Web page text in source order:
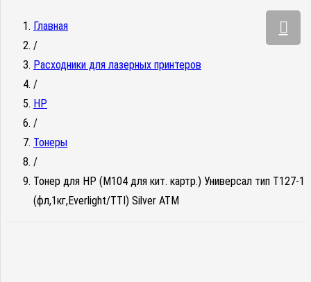
Главная
/
Расходники для лазерных принтеров
/
HP
/
Тонеры
/
Тонер для HP (M104 для кит. картр.) Универсал тип T127-1
(фл,1кг,Everlight/TTI) Silver ATM